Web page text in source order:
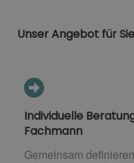
Unser Angebot für Sie
Individuelle
Fachmann
Gemeinsam